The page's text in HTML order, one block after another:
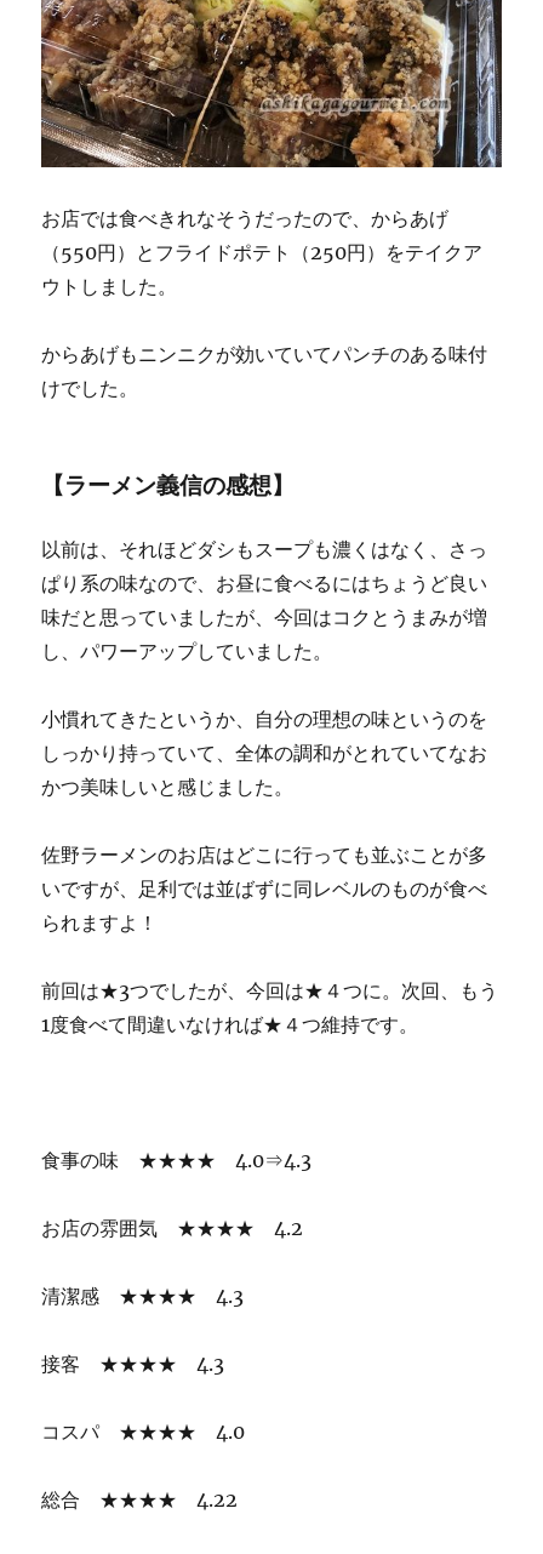
お店では食べきれなそうだったので、からあげ
（550円）とフライドポテト（250円）をテイクア
ウトしました。
からあげもニンニクが効いていてパンチのある味付
けでした。
【ラーメン義信の感想】
以前は、それほどダシもスープも濃くはなく、さっ
ぱり系の味なので、お昼に食べるにはちょうど良い
味だと思っていましたが、今回はコクとうまみが増
し、パワーアップしていました。
小慣れてきたというか、自分の理想の味というのを
しっかり持っていて、全体の調和がとれていてなお
かつ美味しいと感じました。
佐野ラーメンのお店はどこに行っても並ぶことが多
いですが、足利では並ばずに同レベルのものが食べ
られますよ！
前回は★3つでしたが、今回は★４つに。次回、もう
1度食べて間違いなければ★４つ維持です。
食事の味 ★★★★ 4.0⇒4.3
お店の雰囲気 ★★★★ 4.2
清潔感 ★★★★ 4.3
接客 ★★★★ 4.3
コスパ ★★★★ 4.0
総合 ★★★★ 4.22